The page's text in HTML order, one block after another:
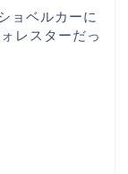
ョベルカーに
レスターだっ